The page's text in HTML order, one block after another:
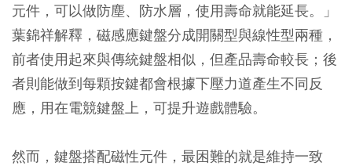
元件，可以做防塵、防水層，使用壽命就能延長。」
葉錦祥解釋，磁感應鍵盤分成開關型與線性型兩種，
前者使用起來與傳統鍵盤相似，但產品壽命較長；後
者則能做到每顆按鍵都會根據下壓力道產生不同反
應，用在電競鍵盤上，可提升遊戲體驗。
然而，鍵盤搭配磁性元件，最困難的就是維持一致